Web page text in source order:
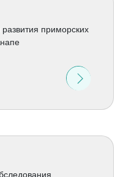
приморских